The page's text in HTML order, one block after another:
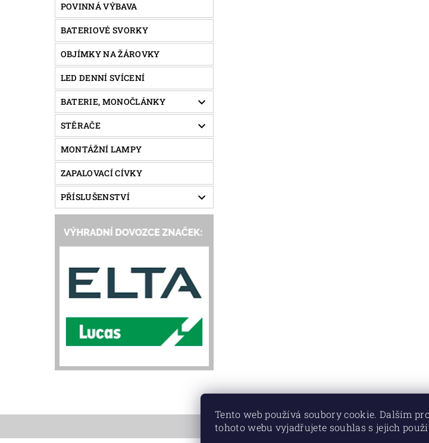
POVINNÁ VÝBAVA
BATERIOVÉ SVORKY
OBJÍMKY NA ŽÁROVKY
LED DENNÍ SVÍCENÍ
BATERIE, MONOČLÁNKY
STĚRAČE
MONTÁŽNÍ LAMPY
ZAPALOVACÍ CÍVKY
PŘÍSLUŠENSTVÍ
Tento web používá soubory cookie. Dalším
tohoto webu vyjadřujete souhlas s jejich